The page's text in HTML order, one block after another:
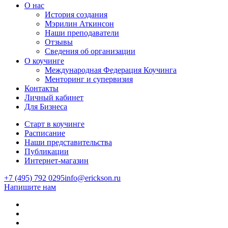
О нас
История создания
Мэрилин Аткинсон
Наши преподаватели
Отзывы
Сведения об организации
О коучинге
Международная Федерация Коучинга
Менторинг и супервизия
Контакты
Личный кабинет
Для Бизнеса
Старт в коучинге
Расписание
Наши представительства
Публикации
Интернет-магазин
+7 (495) 792 0295info@erickson.ru
Напишите нам